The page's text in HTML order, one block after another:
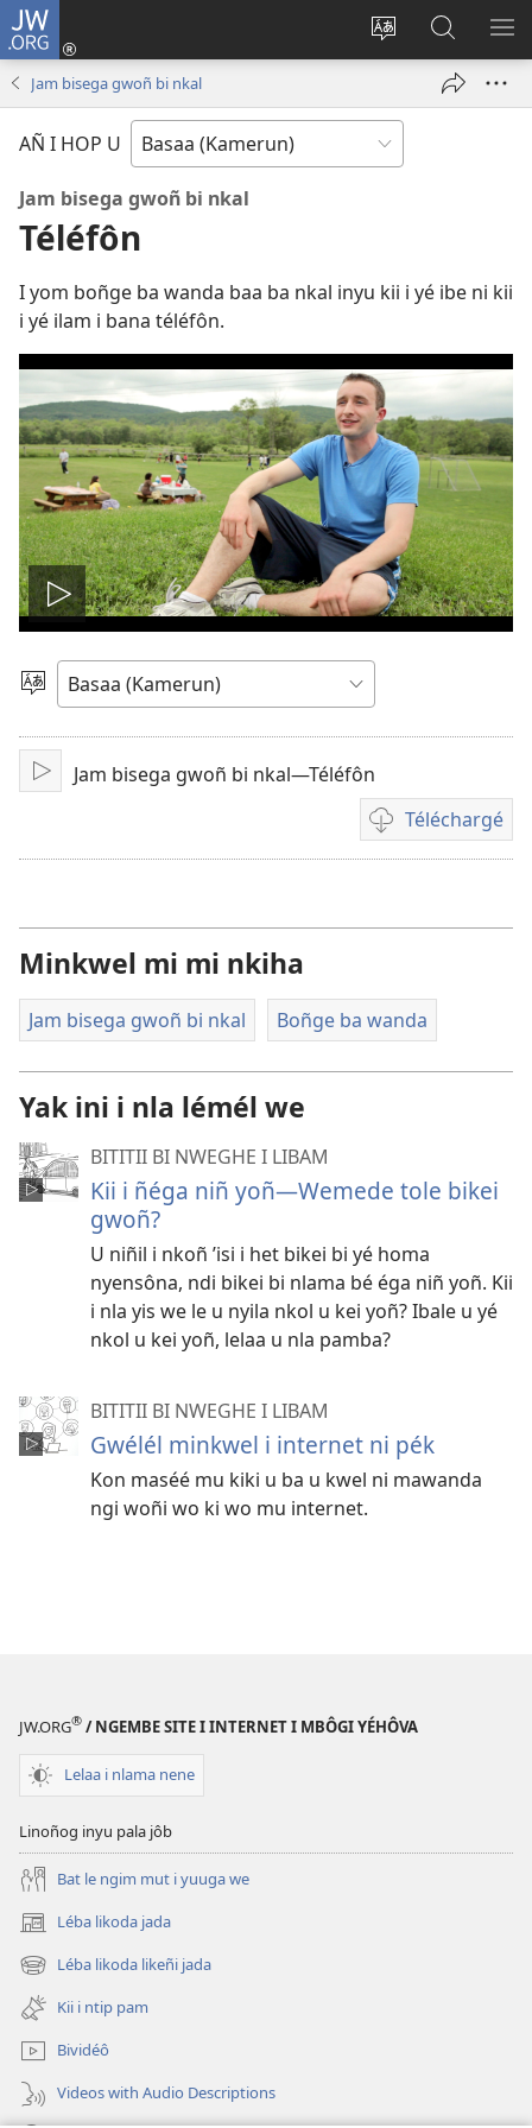
JW.ORG
Héñha
site
Lijubul
(opens
Yéñ
JW.ORG
Jam bisega gwoñ bi nkal
AÑ I HOP U
Jam bisega gwoñ bi nkal
Téléfôn
I yom boñge ba wanda baa ba nkal inyu kii i yé ibe ni kii
i yé ilam i bana téléfôn.
Play
video
Pohol
hilémb
TukJam bisega gwoñ bi nkal—Téléfôn
Téléchargé
Manjel
inyu
Minkwel mi mi nkiha
Jam bisega gwoñ bi nkal Boñge ba wanda
Yak ini i nla lémél we
BITITII BI NWEGHE I LIBAM
Kii i ñéga niñ yoñ​—Wemede tole bikei
gwoñ?
U niñil i nkoñ ’isi i het bikei bi yé homa
nyensôna, ndi bikei bi nlama bé éga niñ yoñ. Kii
i nla yis we le u nyila nkol u kei yoñ? Ibale u yé
nkol u kei yoñ, lelaa u nla pamba?
BITITII BI NWEGHE I LIBAM
Gwélél minkwel i internet ni pék
Kon maséé mu kiki u ba u kwel ni mawanda
ngi woñi wo ki wo mu internet.
JW.ORG® / NGEMBE SITE I INTERNET I MBÔGI YÉHÔVA
Lelaa i nlama nene
Linoñog inyu pala jôb
Bat le ngim mut i yuuga we
Léba likoda jada
(opens
new
window)
Léba likoda likeñi jada
(opens
new
window)
Kii i ntip pam
Bividéô
Videos with Audio Descriptions